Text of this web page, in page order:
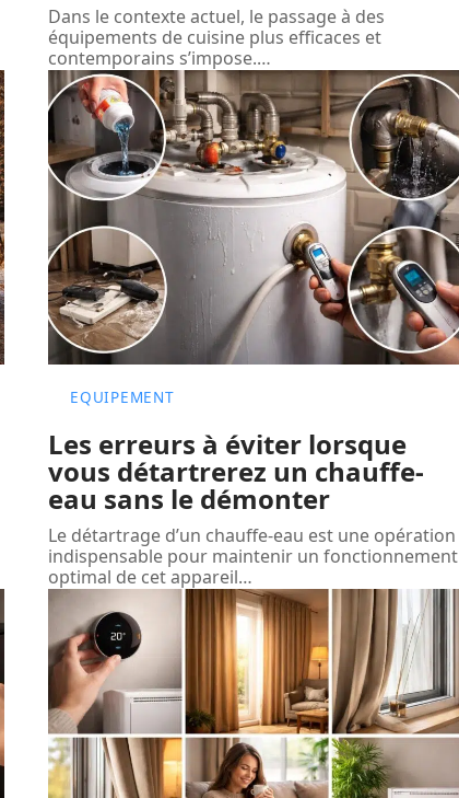
Dans le contexte actuel, le passage à des
équipements de cuisine plus efficaces et
contemporains s’impose.…
EQUIPEMENT
Les erreurs à éviter lorsque
vous détartrerez un chauffe-
eau sans le démonter
Le détartrage d’un chauffe-eau est une opération
indispensable pour maintenir un fonctionnement
optimal de cet appareil…